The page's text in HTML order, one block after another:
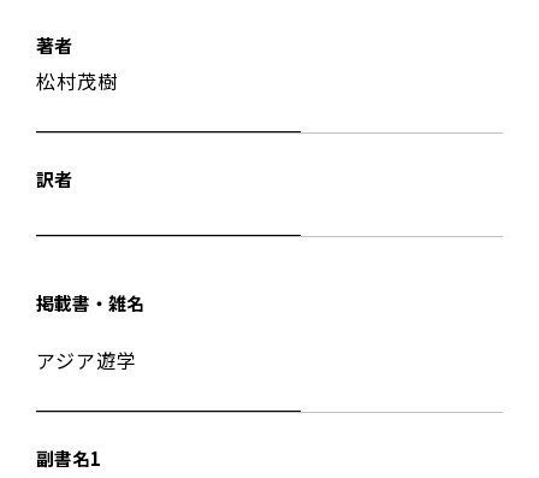
著者
松村茂樹
訳者
掲載書・雑名
アジア遊学
副書名1